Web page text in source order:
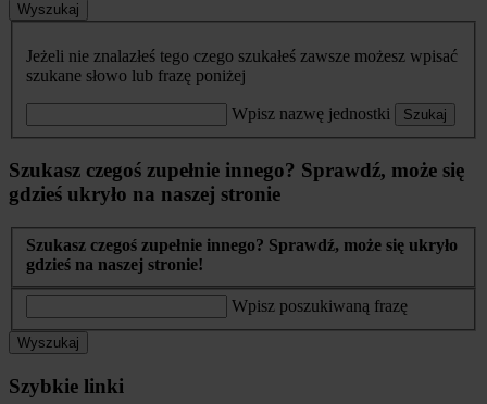
Wyszukaj
Jeżeli nie znalazłeś tego czego szukałeś zawsze możesz wpisać
szukane słowo lub frazę poniżej
Wpisz nazwę jednostki Szukaj
Szukasz czegoś zupełnie innego? Sprawdź, może się
gdzieś ukryło na naszej stronie
Szukasz czegoś zupełnie innego? Sprawdź, może się ukryło
gdzieś na naszej stronie!
Wpisz poszukiwaną frazę
Wyszukaj
Szybkie linki